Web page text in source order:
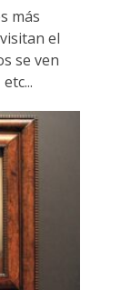
más
el
se ven